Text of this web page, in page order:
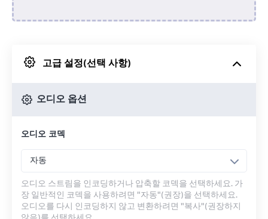
Google 드라이브에서
고급 설정(선택 사항)
오디오 옵션
오디오 코덱
자동
오디오 스트림을 인코딩하거나 압축할 코덱을 선택하세요. 가
장 일반적인 코덱을 사용하려면 "자동"(권장)을 선택하세요.
오디오를 다시 인코딩하지 않고 변환하려면 "복사"(권장하지